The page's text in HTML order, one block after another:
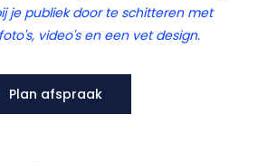
je publiek door te schitteren met
video's en een vet design.
Plan afspraak